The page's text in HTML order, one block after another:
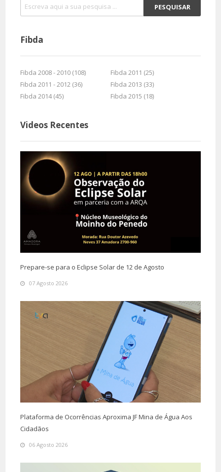
Fibda
Fibda 2008 - 2010 (108)
Fibda 2011 (25)
Fibda 2011 - 2012 (36)
Fibda 2013 (33)
Fibda 2014 (45)
Fibda 2015 (18)
Videos Recentes
Prepare-se para o Eclipse Solar de 12 de Agosto
07 Agosto 2026
Plataforma de Ocorrências Aproxima JF Mina de Água Aos
Cidadãos
06 Agosto 2026